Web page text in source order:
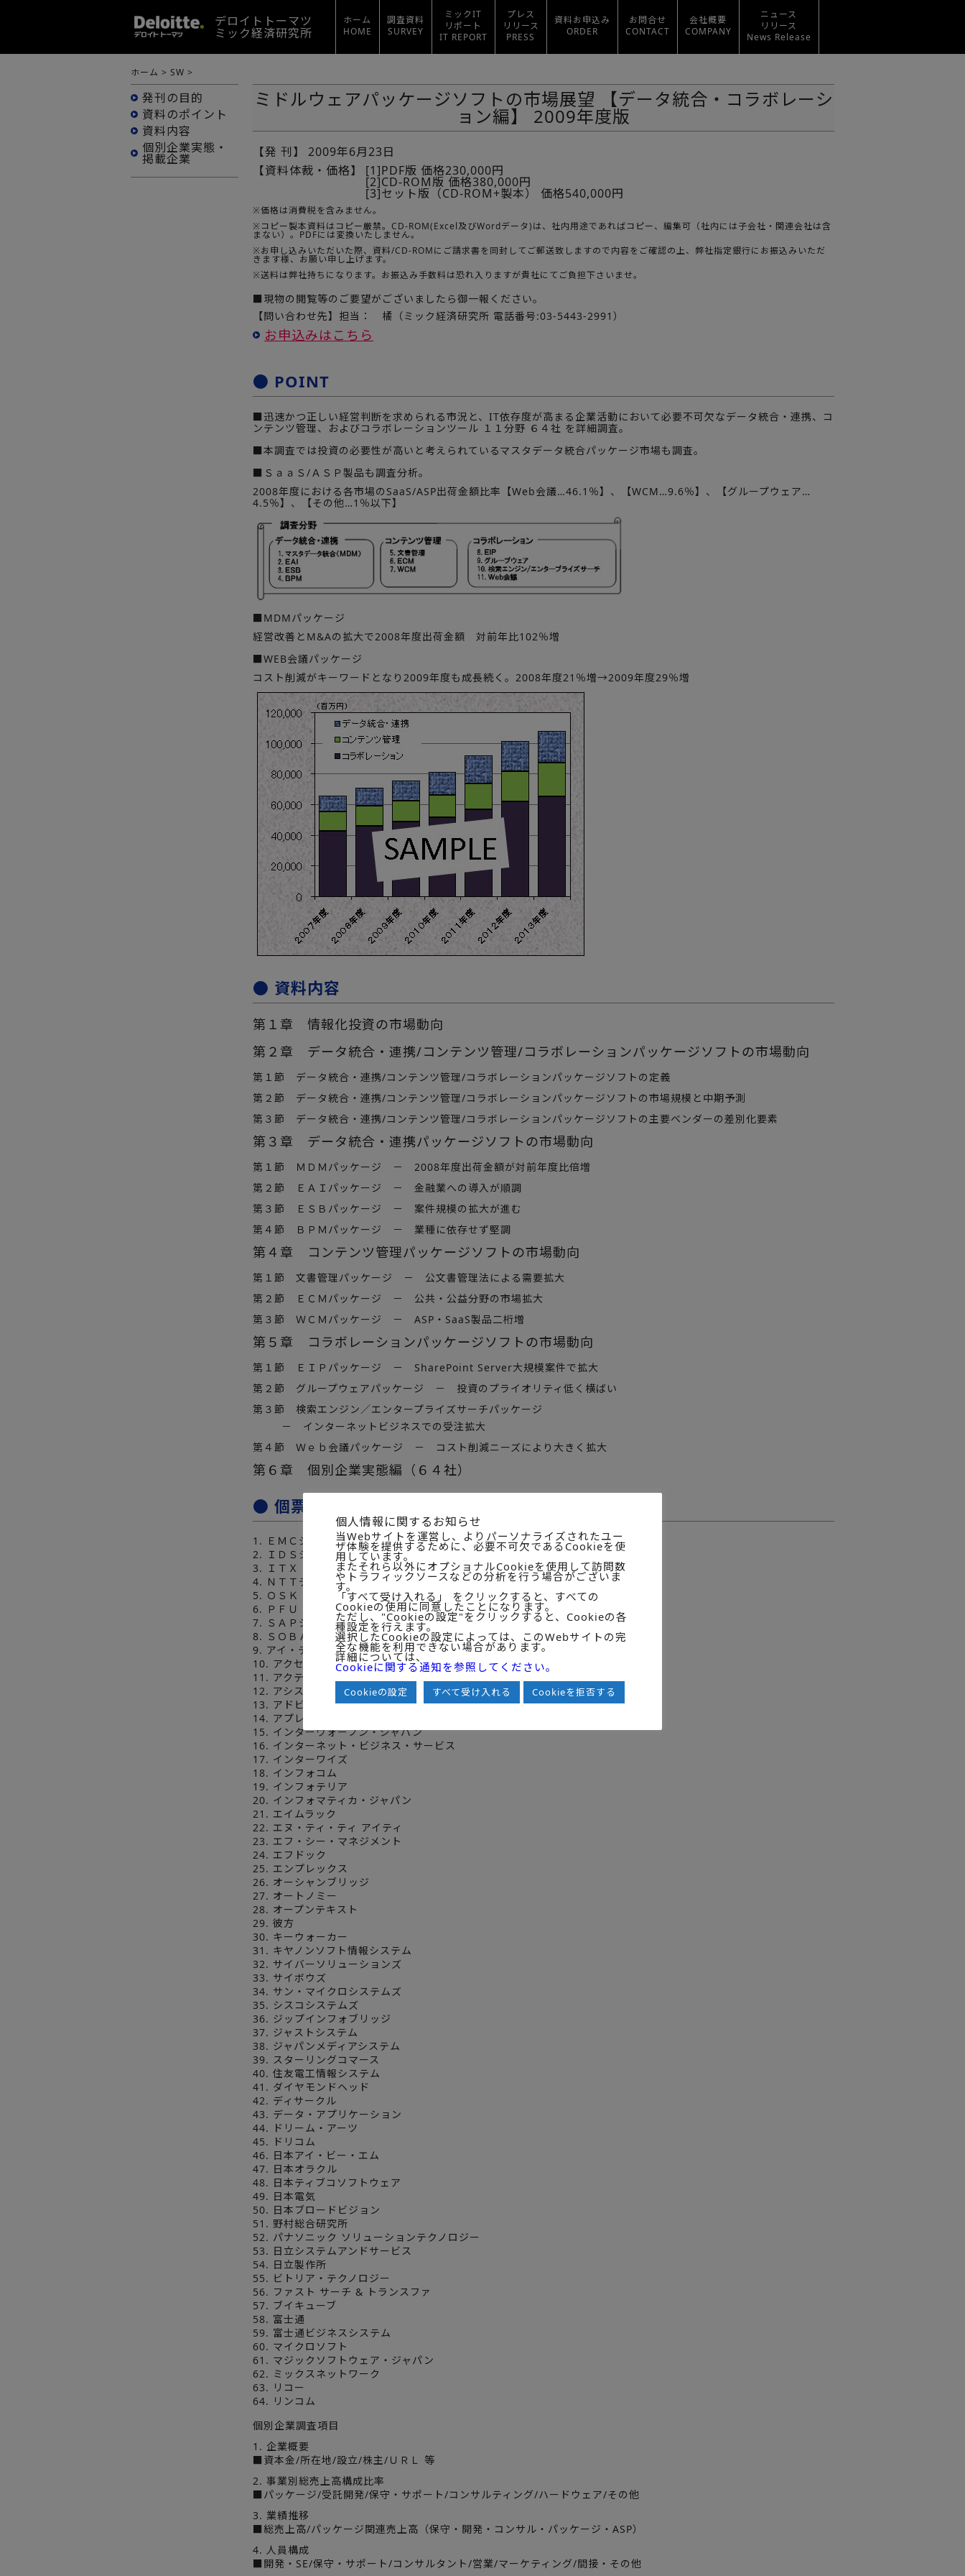
デロイトトーマツ
ミック経済研究所
ホーム
HOME
調査資料
SURVEY
ミックIT
リポート
IT REPORT
プレス
リリース
PRESS
資料お申込み
ORDER
お問合せ
CONTACT
会社概要
COMPANY
ニュース
リリース
News Release
ホーム > SW >
発刊の目的
資料のポイント
資料内容
個別企業実態・
掲載企業
ミドルウェアパッケージソフトの市場展望 【データ統合・コラボレーシ
ョン編】 2009年度版
【発 刊】
2009年6月23日
【資料体裁・価格】
[1]PDF版 価格230,000円
[2]CD-ROM版 価格380,000円
[3]セット版（CD-ROM+製本） 価格540,000円
※価格は消費税を含みません。
※コピー製本資料はコピー厳禁。CD-ROM(Excel及びWordデータ)は、社内用途であればコピー、編集可（社内には子会社・関連会社は含
まない）。PDFには変換いたしません。
※お申し込みいただいた際、資料/CD-ROMにご請求書を同封してご郵送致しますので内容をご確認の上、弊社指定銀行にお振込みいただ
きます様、お願い申し上げます。
※送料は弊社持ちになります。お振込み手数料は恐れ入りますが貴社にてご負担下さいませ。
■現物の閲覧等のご要望がございましたら御一報ください。
【問い合わせ先】担当： 橘（ミック経済研究所 電話番号:03-5443-2991）
お申込みはこちら
● POINT
■迅速かつ正しい経営判断を求められる市況と、IT依存度が高まる企業活動において必要不可欠なデータ統合・連携、コ
ンテンツ管理、およびコラボレーションツール １１分野 ６４社 を詳細調査。
■本調査では投資の必要性が高いと考えられているマスタデータ統合パッケージ市場も調査。
■ＳａａＳ/ＡＳＰ製品も調査分析。
2008年度における各市場のSaaS/ASP出荷金額比率【Web会議…46.1％】、【WCM…9.6％】、【グループウェア…
4.5％】、【その他…1％以下】
■MDMパッケージ
経営改善とM&Aの拡大で2008年度出荷金額 対前年比102％増
■WEB会議パッケージ
コスト削減がキーワードとなり2009年度も成長続く。2008年度21％増→2009年度29％増
● 資料内容
第１章 情報化投資の市場動向
第２章 データ統合・連携/コンテンツ管理/コラボレーションパッケージソフトの市場動向
第１節 データ統合・連携/コンテンツ管理/コラボレーションパッケージソフトの定義
第２節 データ統合・連携/コンテンツ管理/コラボレーションパッケージソフトの市場規模と中期予測
第３節 データ統合・連携/コンテンツ管理/コラボレーションパッケージソフトの主要ベンダーの差別化要素
第３章 データ統合・連携パッケージソフトの市場動向
第１節 ＭＤＭパッケージ － 2008年度出荷金額が対前年度比倍増
第２節 ＥＡＩパッケージ － 金融業への導入が順調
第３節 ＥＳＢパッケージ － 案件規模の拡大が進む
第４節 ＢＰＭパッケージ － 業種に依存せず堅調
第４章 コンテンツ管理パッケージソフトの市場動向
第１節 文書管理パッケージ － 公文書管理法による需要拡大
第２節 ＥＣＭパッケージ － 公共・公益分野の市場拡大
第３節 ＷＣＭパッケージ － ASP・SaaS製品二桁増
第５章 コラボレーションパッケージソフトの市場動向
第１節 ＥＩＰパッケージ － SharePoint Server大規模案件で拡大
第２節 グループウェアパッケージ － 投資のプライオリティ低く横ばい
第３節 検索エンジン／エンタープライズサーチパッケージ
－ インターネットビジネスでの受注拡大
第４節 Ｗｅｂ会議パッケージ － コスト削減ニーズにより大きく拡大
第６章 個別企業実態編（６４社）
● 個票企業実態・掲載企業
1. ＥＭＣジャパン
2. ＩＤＳシェアー・ジャパン
3. ＩＴＸ
4. ＮＴＴデータ
5. ＯＳＫ
6. ＰＦＵ
7. ＳＡＰジャパン
8. ＳＯＢＡプロジェクト
9. アイ・ティ・フロンティア
10. アクセラテクノロジ
11. アクティブ・ネットワークデザイン
12. アシスト
13. アドビ システムズ
14. アプレッソ
15. インターウォーブン・ジャパン
16. インターネット・ビジネス・サービス
17. インターワイズ
18. インフォコム
19. インフォテリア
20. インフォマティカ・ジャパン
21. エイムラック
22. エヌ・ティ・ティ アイティ
23. エフ・シー・マネジメント
24. エフドック
25. エンプレックス
26. オーシャンブリッジ
27. オートノミー
28. オープンテキスト
29. 彼方
30. キーウォーカー
31. キヤノンソフト情報システム
32. サイバーソリューションズ
33. サイボウズ
34. サン・マイクロシステムズ
35. シスコシステムズ
36. ジップインフォブリッジ
37. ジャストシステム
38. ジャパンメディアシステム
39. スターリングコマース
40. 住友電工情報システム
41. ダイヤモンドヘッド
42. ディサークル
43. データ・アプリケーション
44. ドリーム・アーツ
45. ドリコム
46. 日本アイ・ビー・エム
47. 日本オラクル
48. 日本ティブコソフトウェア
49. 日本電気
50. 日本ブロードビジョン
51. 野村総合研究所
52. パナソニック ソリューションテクノロジー
53. 日立システムアンドサービス
54. 日立製作所
55. ビトリア・テクノロジー
56. ファスト サーチ & トランスファ
57. ブイキューブ
58. 富士通
59. 富士通ビジネスシステム
60. マイクロソフト
61. マジックソフトウェア・ジャパン
62. ミックスネットワーク
63. リコー
64. リンコム
個別企業調査項目
1. 企業概要
■資本金/所在地/設立/株主/ＵＲＬ 等
2. 事業別総売上高構成比率
■パッケージ/受託開発/保守・サポート/コンサルティング/ハードウェア/その他
3. 業績推移
■総売上高/パッケージ関連売上高（保守・開発・コンサル・パッケージ・ASP）
4. 人員構成
■開発・SE/保守・サポート/コンサルタント/営業/マーケティング/間接・その他
個人情報に関するお知らせ
当Webサイトを運営し、よりパーソナライズされたユー
ザ体験を提供するために、必要不可欠であるCookieを使
用しています。
またそれら以外にオプショナルCookieを使用して訪問数
やトラフィックソースなどの分析を行う場合がございま
す。
「すべて受け入れる」 をクリックすると、すべての
Cookieの使用に同意したことになります。
ただし、"Cookieの設定"をクリックすると、Cookieの各
種設定を行えます。
選択したCookieの設定によっては、このWebサイトの完
全な機能を利用できない場合があります。
詳細については、
Cookieに関する通知を参照してください。
Cookieの設定 すべて受け入れる Cookieを拒否する